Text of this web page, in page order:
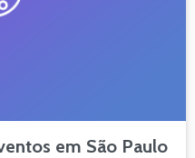
em São Paulo